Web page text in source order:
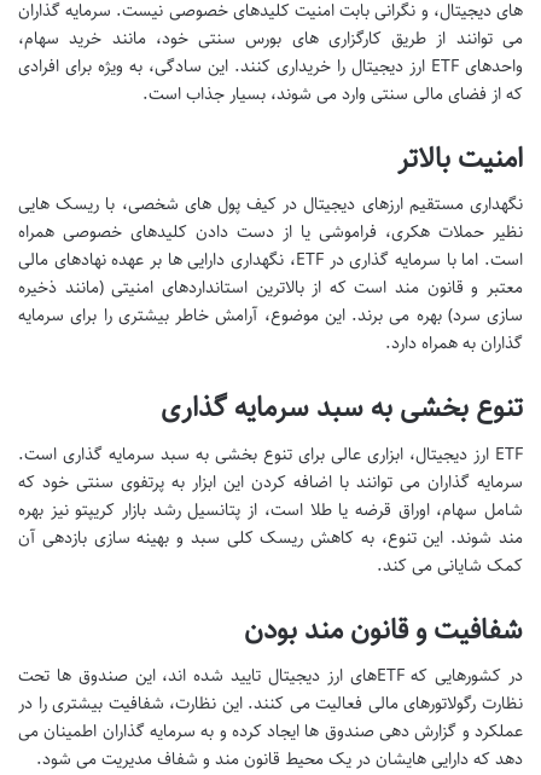
های دیجیتال، و نگرانی بابت امنیت کلیدهای خصوصی نیست. سرمایه گذاران
می توانند از طریق کارگزاری های بورس سنتی خود، مانند خرید سهام،
واحدهای ETF ارز دیجیتال را خریداری کنند. این سادگی، به ویژه برای افرادی
که از فضای مالی سنتی وارد می شوند، بسیار جذاب است.
امنیت بالاتر
نگهداری مستقیم ارزهای دیجیتال در کیف پول های شخصی، با ریسک هایی
نظیر حملات هکری، فراموشی یا از دست دادن کلیدهای خصوصی همراه
است. اما با سرمایه گذاری در ETF، نگهداری دارایی ها بر عهده نهادهای مالی
معتبر و قانون مند است که از بالاترین استانداردهای امنیتی (مانند ذخیره
سازی سرد) بهره می برند. این موضوع، آرامش خاطر بیشتری را برای سرمایه
گذاران به همراه دارد.
تنوع بخشی به سبد سرمایه گذاری
ETF ارز دیجیتال، ابزاری عالی برای تنوع بخشی به سبد سرمایه گذاری است.
سرمایه گذاران می توانند با اضافه کردن این ابزار به پرتفوی سنتی خود که
شامل سهام، اوراق قرضه یا طلا است، از پتانسیل رشد بازار کریپتو نیز بهره
مند شوند. این تنوع، به کاهش ریسک کلی سبد و بهینه سازی بازدهی آن
کمک شایانی می کند.
شفافیت و قانون مند بودن
در کشورهایی که ETFهای ارز دیجیتال تایید شده اند، این صندوق ها تحت
نظارت رگولاتورهای مالی فعالیت می کنند. این نظارت، شفافیت بیشتری را در
عملکرد و گزارش دهی صندوق ها ایجاد کرده و به سرمایه گذاران اطمینان می
دهد که دارایی هایشان در یک محیط قانون مند و شفاف مدیریت می شود.